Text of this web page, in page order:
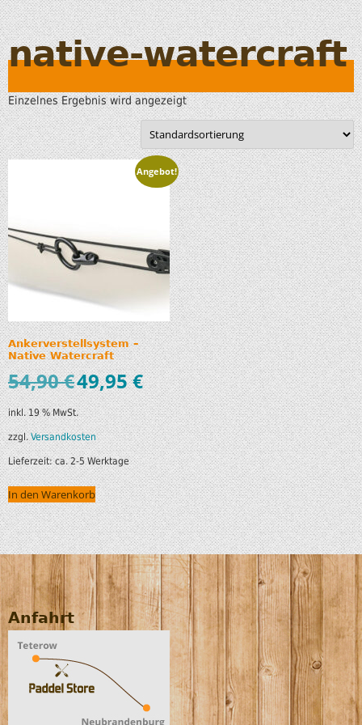
native-watercraft
Einzelnes Ergebnis wird angezeigt
Angebot!
Ankerverstellsystem –
Native Watercraft
54,90€49,95€
inkl. 19 % MwSt.
zzgl.Versandkosten
Lieferzeit:ca. 2-5 Werktage
In den Warenkorb
Anfahrt